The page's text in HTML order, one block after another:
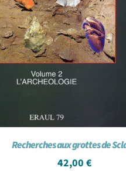
Recherches aux grottes de
42,00 €